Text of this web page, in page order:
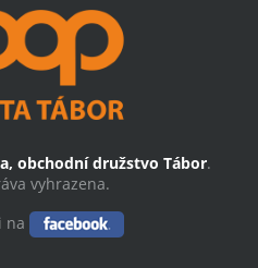
obchodní družstvo Tábor.
vyhrazena.
na